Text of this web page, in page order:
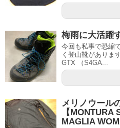
梅雨に大活躍
今回も私事で恐縮
く登山靴がありま
GTX （S4GA...
メリノウール
【MONTURA
MAGLIA